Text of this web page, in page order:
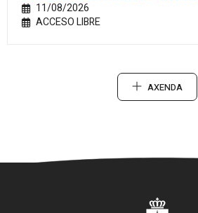
11/08/2026
ACCESO LIBRE
AXENDA